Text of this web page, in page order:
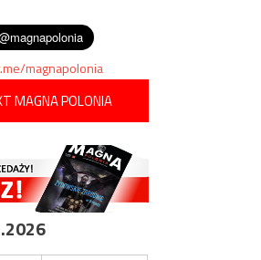
magnapolonia
MAGNA POLONIA